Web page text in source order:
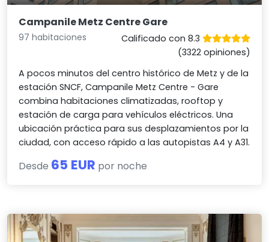
Campanile Metz Centre Gare
97 habitaciones
Calificado con 8.3
(3322 opiniones)
A pocos minutos del centro histórico de Metz y de la
estación SNCF, Campanile Metz Centre - Gare
combina habitaciones climatizadas, rooftop y
estación de carga para vehículos eléctricos. Una
ubicación práctica para sus desplazamientos por la
ciudad, con acceso rápido a las autopistas A4 y A31.
Desde 65 EUR por noche